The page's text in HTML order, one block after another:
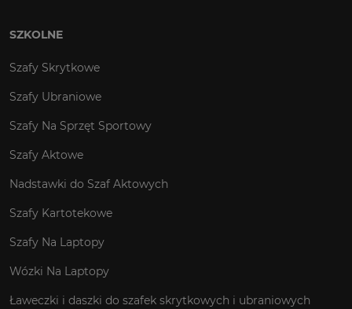
SZKOLNE
Szafy Skrytkowe
Szafy Ubraniowe
Szafy Na Sprzęt Sportowy
Szafy Aktowe
Nadstawki do Szaf Aktowych
Szafy Kartotekowe
Szafy Na Laptopy
Wózki Na Laptopy
Ławeczki i daszki do szafek skrytkowych i ubraniowych